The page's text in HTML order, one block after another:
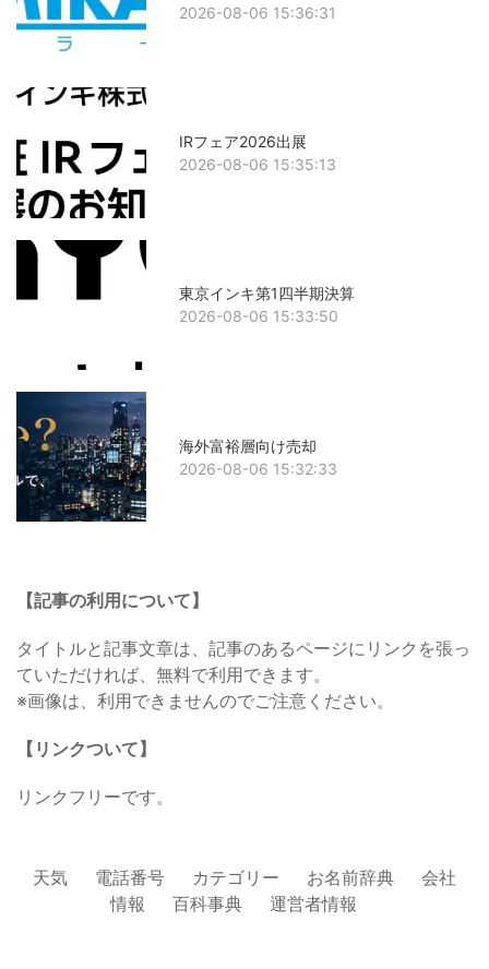
2026-08-06 15:36:31
IRフェア2026出展
2026-08-06 15:35:13
東京インキ第1四半期決算
2026-08-06 15:33:50
海外富裕層向け売却
2026-08-06 15:32:33
【記事の利用について】
タイトルと記事文章は、記事のあるページにリンクを張っ
ていただければ、無料で利用できます。
※画像は、利用できませんのでご注意ください。
【リンクついて】
リンクフリーです。
天気 電話番号 カテゴリー お名前辞典
会社
情報
百科事典 運営者情報